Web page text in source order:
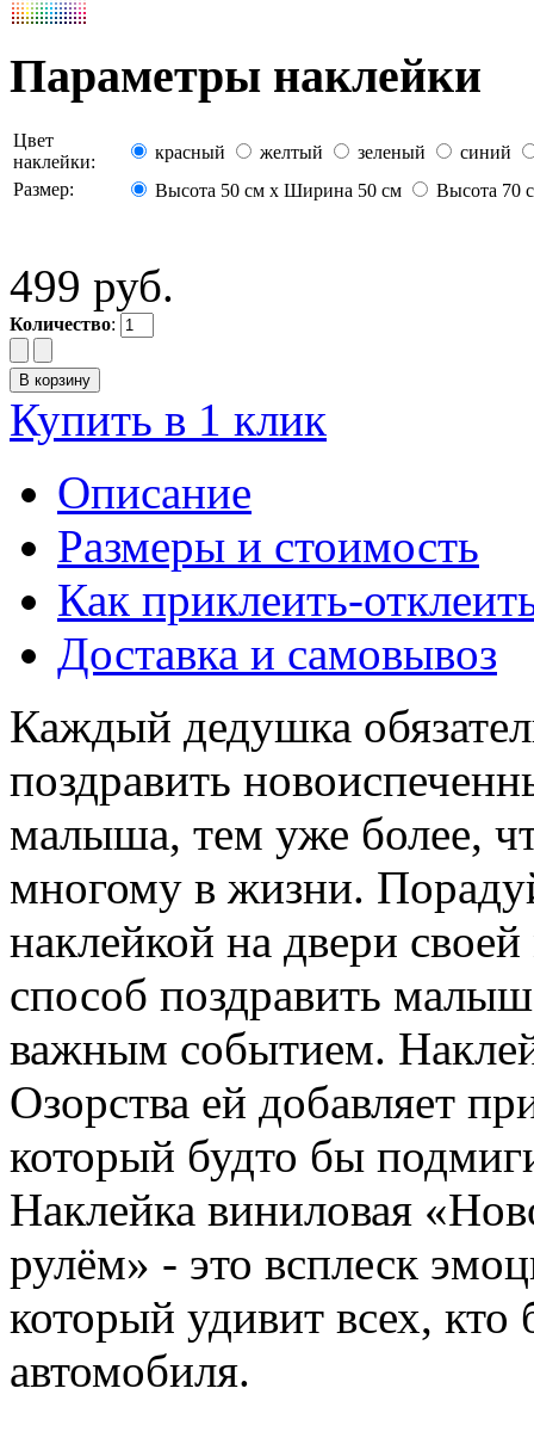
Параметры наклейки
Цвет
наклейки:
красный желтый зеленый
синий
Размер:
Высота 50 см х Ширина 50 см Высота 70
499 руб.
Количество:
Купить в 1 клик
Описание
Размеры и стоимость
Как приклеить-
Доставка и самовывоз
Каждый дедушка
поздравить
малыша, тем уже более,
многому в жизни.
наклейкой на двери
способ поздравить
важным событием.
Озорства ей добавляет
который будто бы
Наклейка виниловая
рулём» - это всплеск
который удивит всех,
автомобиля.